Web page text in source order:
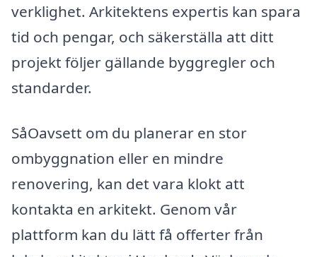
verklighet. Arkitektens expertis kan spara
tid och pengar, och säkerställa att ditt
projekt följer gällande byggregler och
standarder.
SåOavsett om du planerar en stor
ombyggnation eller en mindre
renovering, kan det vara klokt att
kontakta en arkitekt. Genom vår
plattform kan du lätt få offerter från